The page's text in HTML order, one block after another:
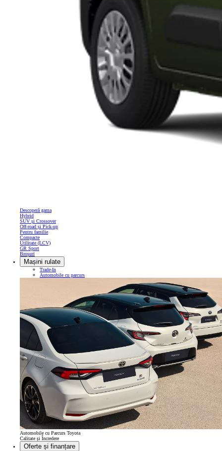
Descoperă gama
Hybrid
SUV și Crossover
Off-road și Pick-up
Pentru familie
Compacte
Utilitate (LCV)
GR Sport
Broșuri
Mașini rulate
Trade-In
Automobile cu parcurs
Automobile cu Parcurs Toyota
Calitate și Încredere
Oferte și finanțare